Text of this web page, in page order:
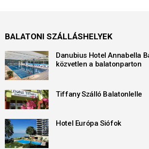
BALATONI SZÁLLÁSHELYEK
Danubius Hotel Annabella
közvetlen a balatonparton
Tiffany Szálló Balatonlelle
Hotel Európa Siófok